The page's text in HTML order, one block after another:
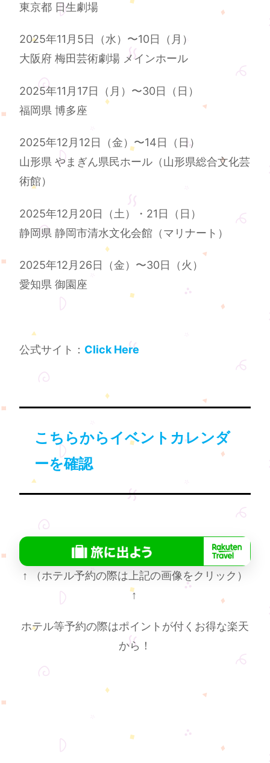
東京都 日生劇場
2025年11月5日（水）〜10日（月）
大阪府 梅田芸術劇場 メインホール
2025年11月17日（月）〜30日（日）
福岡県 博多座
2025年12月12日（金）〜14日（日）
山形県 やまぎん県民ホール（山形県総合文化芸
術館）
2025年12月20日（土）・21日（日）
静岡県 静岡市清水文化会館（マリナート）
2025年12月26日（金）〜30日（火）
愛知県 御園座
公式サイト： Click Here
こちらからイベントカレンダ
ーを確認
↑ （ホテル予約の際は上記の画像をクリック）
↑
ホテル等予約の際はポイントが付くお得な楽天
から！